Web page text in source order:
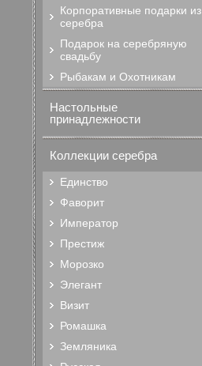
Корпоративные подарки из
серебра
Подарок на серебряную
свадьбу
Рыбакам и Охотникам
Настольные
принадлежности
Коллекции серебра
Единство
Фаворит
Император
Престиж
Морозко
Элегант
Визит
Ромашка
Земляника